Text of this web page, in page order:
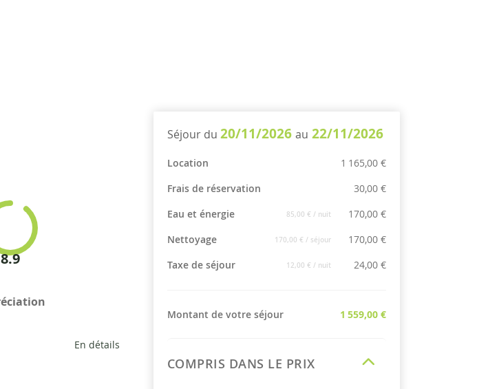
8.9
En détails
Séjour du 20/11/2026 au 22/11/2026
Location
1 165,00 €
Frais de réservation
30,00 €
Eau et énergie
85,00 € / nuit
170,00 €
Nettoyage
170,00 € / séjour
170,00 €
Taxe de séjour
12,00 € / nuit 24,00 €
Montant de votre séjour 1 559,00 €
COMPRIS DANS LE PRIX